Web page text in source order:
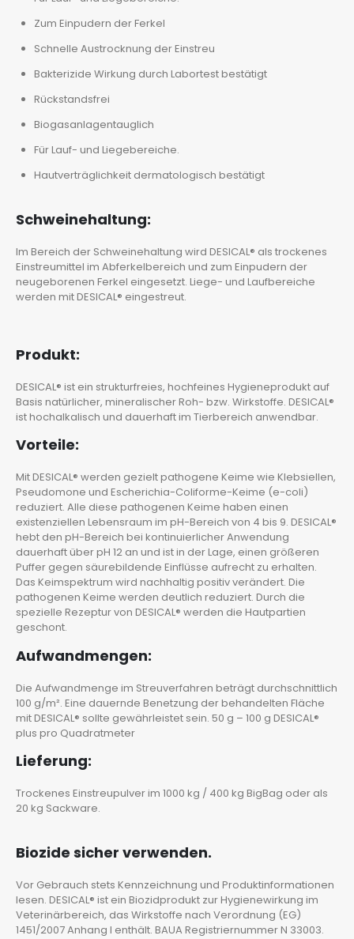
Zum Einpudern der Ferkel
Schnelle Austrocknung der Einstreu
Bakterizide Wirkung durch Labortest bestätigt
Rückstandsfrei
Biogasanlagentauglich
Für Lauf- und Liegebereiche.
Hautverträglichkeit dermatologisch bestätigt
Schweinehaltung:
Im Bereich der Schweinehaltung wird DESICAL® als trockenes
Einstreumittel im Abferkelbereich und zum Einpudern der
neugeborenen Ferkel eingesetzt. Liege- und Laufbereiche
werden mit DESICAL® eingestreut.
Produkt:
DESICAL® ist ein strukturfreies, hochfeines Hygieneprodukt auf
Basis natürlicher, mineralischer Roh- bzw. Wirkstoffe. DESICAL®
ist hochalkalisch und dauerhaft im Tierbereich anwendbar.
Vorteile:
Mit DESICAL® werden gezielt pathogene Keime wie Klebsiellen,
Pseudomone und Escherichia-Coliforme-Keime (e-coli)
reduziert. Alle diese pathogenen Keime haben einen
existenziellen Lebensraum im pH-Bereich von 4 bis 9. DESICAL®
hebt den pH-Bereich bei kontinuierlicher Anwendung
dauerhaft über pH 12 an und ist in der Lage, einen größeren
Puffer gegen säurebildende Einflüsse aufrecht zu erhalten.
Das Keimspektrum wird nachhaltig positiv verändert. Die
pathogenen Keime werden deutlich reduziert. Durch die
spezielle Rezeptur von DESICAL® werden die Hautpartien
geschont.
Aufwandmengen:
Die Aufwandmenge im Streuverfahren beträgt durchschnittlich
100 g/m². Eine dauernde Benetzung der behandelten Fläche
mit DESICAL® sollte gewährleistet sein. 50 g – 100 g DESICAL®
plus pro Quadratmeter
Lieferung:
Trockenes Einstreupulver im 1000 kg / 400 kg BigBag oder als
20 kg Sackware.
Biozide sicher verwenden.
Vor Gebrauch stets Kennzeichnung und Produktinformationen
lesen. DESICAL® ist ein Biozidprodukt zur Hygienewirkung im
Veterinärbereich, das Wirkstoffe nach Verordnung (EG)
1451/2007 Anhang I enthält. BAUA Registriernummer N 33003.